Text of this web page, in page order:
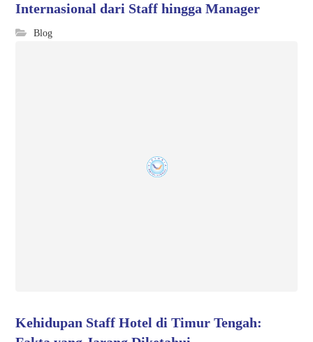
Internasional dari Staff hingga Manager
Blog
Kehidupan Staff Hotel di Timur Tengah: